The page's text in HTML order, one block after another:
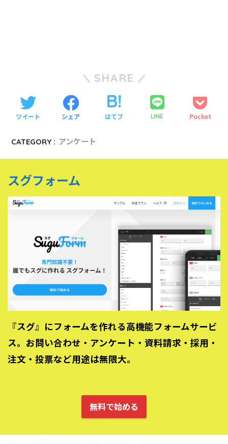
SHARE
ツイート シェア はてブ LINE Pocket
CATEGORY : アンケート
スグフォーム
『スグ』にフォームを作れる高機能フォームサービ
ス。お問い合わせ・アンケート・資料請求・採用・
注文・投票など用途は無限大。
無料で始める